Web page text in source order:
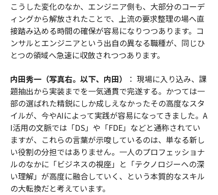
こうした変化のなか、エンジニア側も、大部分のコーデ
ィングから解放されたことで、上流の要求整理の場へ直
接踏み込める時間の確保が容易になりつつあります。コ
ンサルとエンジニアという出自の異なる職種が、同じひ
とつの領域へ急速に収斂されつつあります。
内田秀一（写真右。以下、内田）
： 現場に入り込み、課
題抽出から実装までを一気通貫で完遂する。かつては一
部の選ばれた精鋭にしか成しえなかったその高度なスタ
イルが、今やAIによって実践が容易になってきました。A
I活用の文脈では「DS」や「FDE」などと通称されてい
ますが、これらの言葉が示唆しているのは、単なる新し
い役割の分担ではありません。一人のプロフェッショナ
ルのなかに「ビジネスの視座」と「テクノロジーへの深
い理解」が高度に融合していく、という本質的なスキル
の大転換だと考えています。